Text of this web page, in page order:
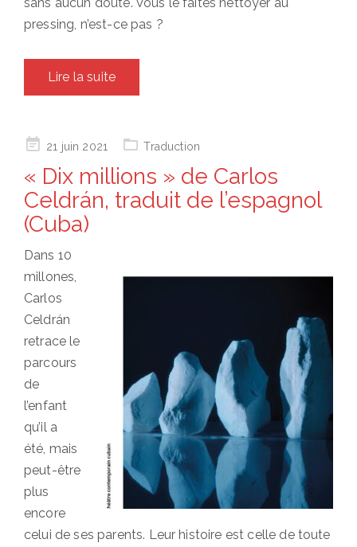
pressing, n’est-ce pas ?
Lire la suite
Posted21 juin 2021 Traduction
« Dix millions » de Carlos
Celdrán, traduit de l’espagnol
(Cuba)
Dans 10
millones,
Carlos
Celdrán
retrace le
parcours
de
l’enfant
qu’il a
été, mais
peut-être
plus
encore
celui de ses parents. Leur histoire est celle de toute